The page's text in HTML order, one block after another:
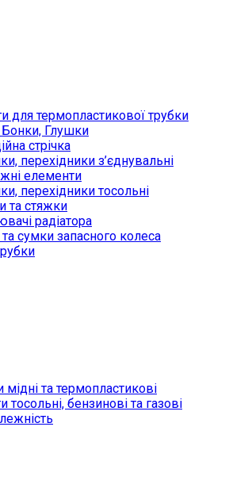
для термопластикової трубки
Бонки, Глушки
стрічка
перехідники з’єднувальні
елементи
перехідники тосольні
та стяжки
радіатора
сумки запасного колеса
мідні та термопластикові
тосольні, бензинові та газові